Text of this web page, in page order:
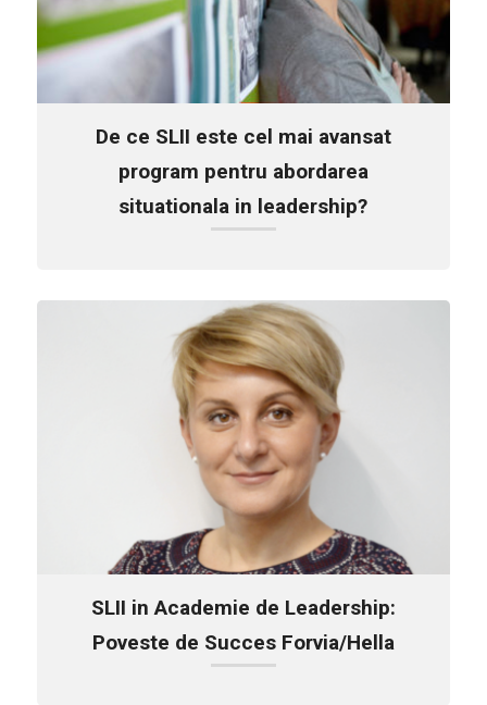
De ce SLII este cel mai avansat
program pentru abordarea
situationala in leadership?
SLII in Academie de Leadership:
Poveste de Succes Forvia/Hella